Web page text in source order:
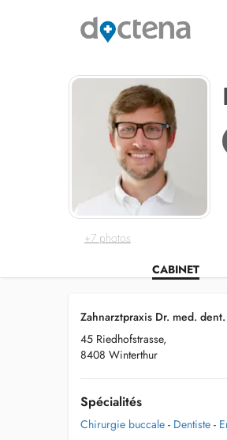
+7 photos
CABINET
Zahnarztpraxis Dr. med.
45 Riedhofstrasse,
8408 Winterthur
Spécialités
Chirurgie buccale - Dentiste -